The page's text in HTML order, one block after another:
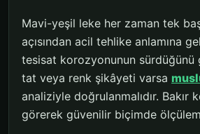
Mavi-yeşil leke her zaman tek
açısından acil tehlike anlamına
tesisat korozyonunun sürdüğünü
tat veya renk şikâyeti varsa
analiziyle doğrulanmalıdır. Bakır
görerek güvenilir biçimde